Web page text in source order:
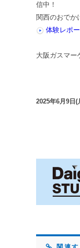
信中！
関西のおでか
体験レポ
大阪ガスマー
2025年6月9日(